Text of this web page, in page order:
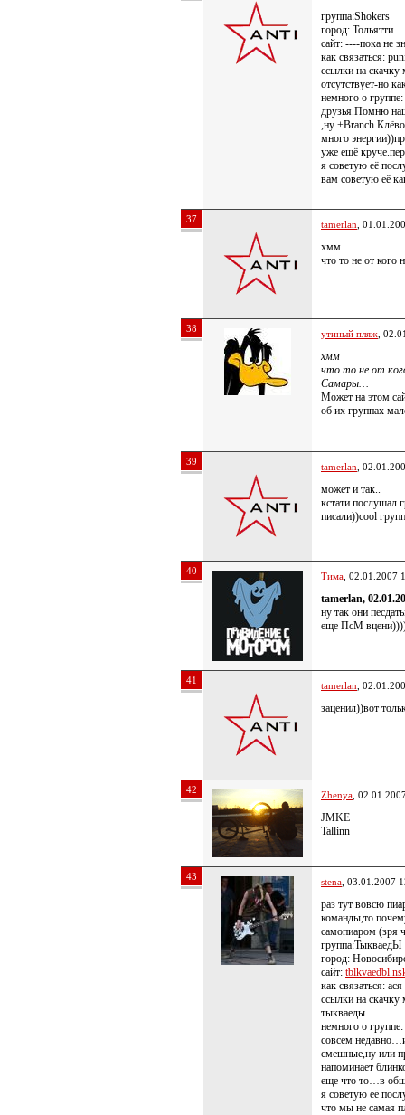
группа:Shokers
город: Тольятти
сайт: ----пока не
как связаться:
ссылки на
отсутствует-но
немного о
друзья.Помню
,ну
много
уже ещё
я советую её
вам советую её
37 tamerlan ,
хмм
что то не от
38 утиный пляж ,
хмм
что то не от
Самары…
Может на этом
об их группах
39 tamerlan ,
может и так..
кстати послушал
писали))cool
40 Тима , 02.01.2007
tamerlan,
ну так они
еще ПсМ
41 tamerlan ,
заценил))вот
42 Zhenya ,
JMKE
Tallinn
43 stena , 03.01.2007
раз тут вовсю
команды,то
самопиаром (зря
группа:ТыкваедЫ
город:
сайт:
как связаться:
ссылки на
тыкваеды
немного о
совсем
смешные,ну или
напоминает
еще что то…в
я советую её
что мы не самая